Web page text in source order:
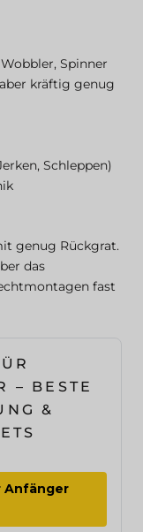
Spinner
kräftig genug
Schleppen)
genug Rückgrat.
das
fast
– BESTE
&
Anfänger